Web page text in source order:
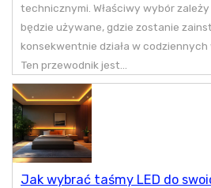
technicznymi. Właściwy wybór
będzie używane, gdzie zostanie
konsekwentnie działa w
Ten przewodnik jest...
Jak wybrać taśmy LED do